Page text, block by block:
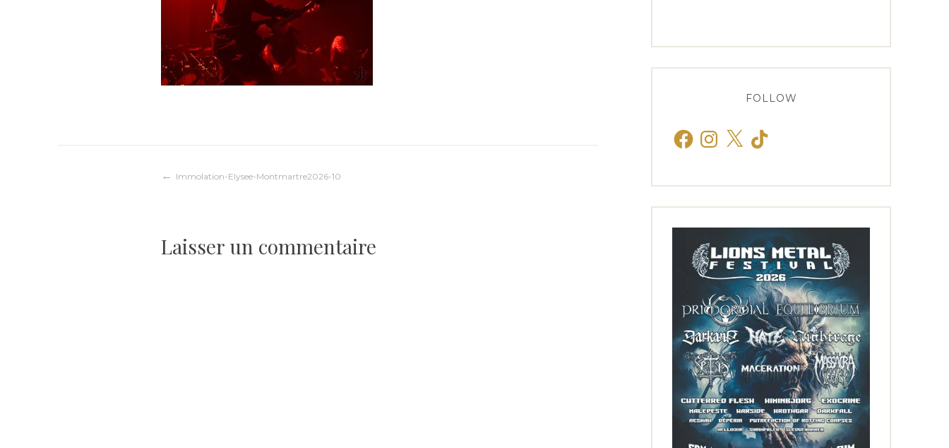
Navigation
l’article
Immolation-Elysee-Montmartre2026-10
Laisser un commentaire
FOLLOW
FacebookInstagram
X TikTok